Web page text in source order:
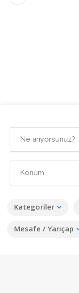
Kategoriler
Mesafe / Yarıçap